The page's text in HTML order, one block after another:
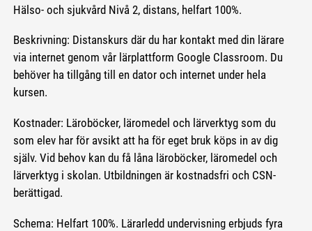
Hälso- och sjukvård Nivå 2, distans, helfart 100%.
Beskrivning: Distanskurs där du har kontakt med din lärare
via internet genom vår lärplattform Google Classroom. Du
behöver ha tillgång till en dator och internet under hela
kursen.
Kostnader: Läroböcker, läromedel och lärverktyg som du
som elev har för avsikt att ha för eget bruk köps in av dig
själv. Vid behov kan du få låna läroböcker, läromedel och
lärverktyg i skolan. Utbildningen är kostnadsfri och CSN-
berättigad.
Schema: Helfart 100%. Lärarledd undervisning erbjuds fyra